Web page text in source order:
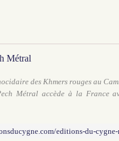
Métral
des Khmers rouges au
Métral accède à la France
editions-du-cygne-